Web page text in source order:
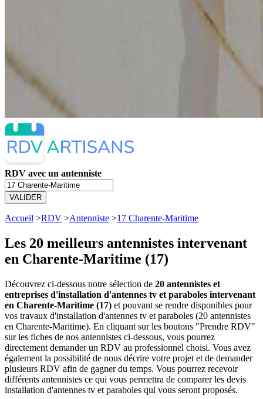
RDV avec un antenniste
VALIDER
Accueil >RDV >Antenniste >17 Charente-Maritime
Les 20 meilleurs antennistes intervenant
en Charente-Maritime (17)
Découvrez ci-dessous notre sélection de 20 antennistes et
entreprises d'installation d'antennes tv et paraboles intervenant
en Charente-Maritime (17) et pouvant se rendre disponibles pour
vos travaux d'installation d'antennes tv et paraboles (20 antennistes
en Charente-Maritime). En cliquant sur les boutons "Prendre RDV"
sur les fiches de nos antennistes ci-dessous, vous pourrez
directement demander un RDV au professionnel choisi. Vous avez
également la possibilité de nous décrire votre projet et de demander
plusieurs RDV afin de gagner du temps. Vous pourrez recevoir
différents antennistes ce qui vous permettra de comparer les devis
installation d'antennes tv et paraboles qui vous seront proposés.